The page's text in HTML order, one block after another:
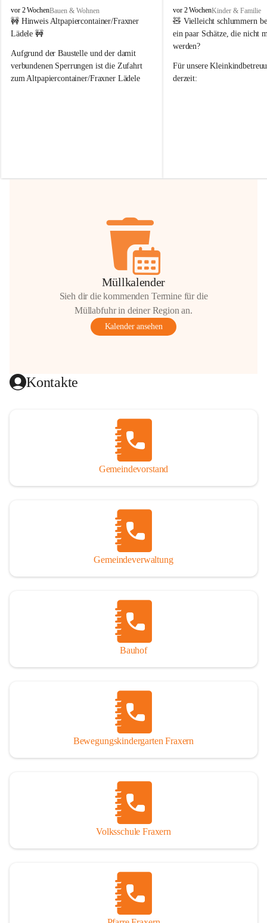
F
r
a
e
r
n
vor 2 WochenBauen & Wohnen
🚧 Hinweis Altpapiercontainer/Fraxner
Lädele 🚧
Aufgrund der Baustelle und der damit
verbundenen Sperrungen ist die Zufahrt
zum Altpapiercontainer/Fraxner Lädele
Hilfsbereitschaft!
F
r
a
x
r
n
vor 2 WochenKinder & Familie
🧸 Vielleicht schlummern
ein paar Schätze, die nicht
werden?
Für unsere
derzeit:
Müllkalender
Sieh dir die kommenden Termine für die
Müllabfuhr in deiner Region an.
Kalender ansehen
Kontakte
Gemeindevorstand
Gemeindeverwaltung
Bauhof
Bewegungskindergarten Fraxern
Volksschule Fraxern